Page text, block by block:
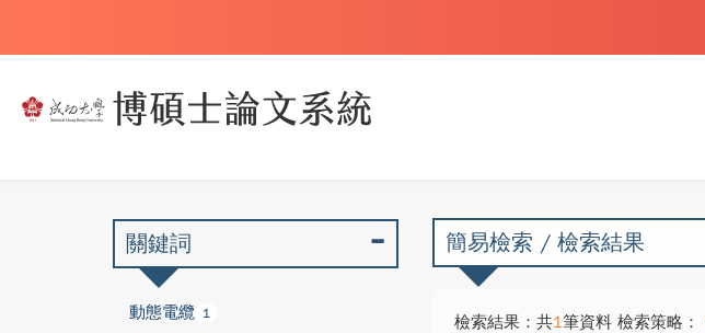
簡易檢索 / 檢索結果
檢索結果：共1筆資料 檢索策略：
關鍵詞
動態電纜 1